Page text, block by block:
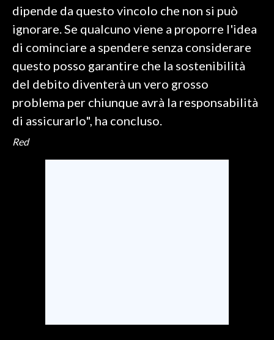
NOTIZIE
EVENTI
3 MINUTI CON
INSULARITÀ
INFO AZIENDE
dipende da questo vincolo che non si può
ignorare. Se qualcuno viene a proporre l'idea
di cominciare a spendere senza considerare
questo posso garantire che la sostenibilità
del debito diventerà un vero grosso
problema per chiunque avrà la responsabilità
di assicurarlo", ha concluso.
Red